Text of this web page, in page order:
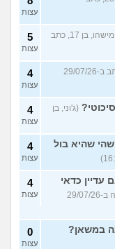
עצות
(סתם מישהו, בן 17, כתב
5
עצות
(אנונימי, בן 20, כתב ב-29/07/26
4
עצות
(ג'וני, בן
4
עצות
שהיא בול
4
עצות
עדיין כדאי
(אסראא, בת 18, כתבה ב-29/07/26
4
עצות
במשאן? 0
עצות